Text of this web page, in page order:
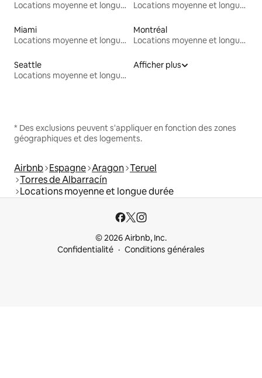
Locations moyenne et longue durée
Locations moyenne et longue durée
Miami
Locations moyenne et longue durée
Montréal
Locations moyenne et longue durée
Seattle
Locations moyenne et longue durée
Afficher plus
* Des exclusions peuvent s'appliquer en fonction des zones
géographiques et des logements.
Airbnb Espagne Aragon Teruel
Torres de Albarracín
Locations moyenne et longue durée
© 2026 Airbnb, Inc.
Confidentialité
Conditions générales